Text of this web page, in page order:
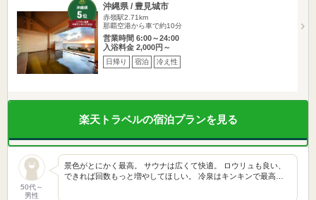
沖縄県 / 豊見城市
赤嶺駅2.71km
那覇空港から車で約10分
営業時間 6:00～24:00
入浴料金 2,000円～
日帰り 宿泊 冷え性
楽天トラベルの宿泊プランを見る
50代～
男性
景色がとにかく最高。 サウナは広くて快適。 ロウリュも良い、
できれば回数もっと増やしてほしい。 冷泉はキンキンで最高…